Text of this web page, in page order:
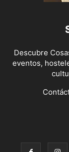
Descubre
eventos,